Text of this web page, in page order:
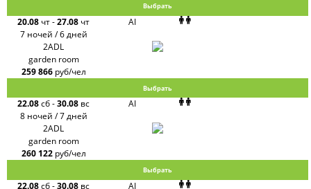
Выбрать
20.08 чт-27.08 чт
7 ночей / 6 дней
AI
2ADL
garden room
259 866 руб/чел
Выбрать
22.08сб-30.08 вс
8 ночей / 7 дней
AI
2ADL
garden room
260 122 руб/чел
Выбрать
22.08сб-30.08 вс AI